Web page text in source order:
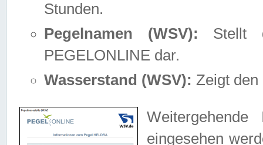
Stunden.
Pegelnamen (WSV): Stellt
PEGELONLINE dar.
Wasserstand (WSV): Zeigt den
eingesehen